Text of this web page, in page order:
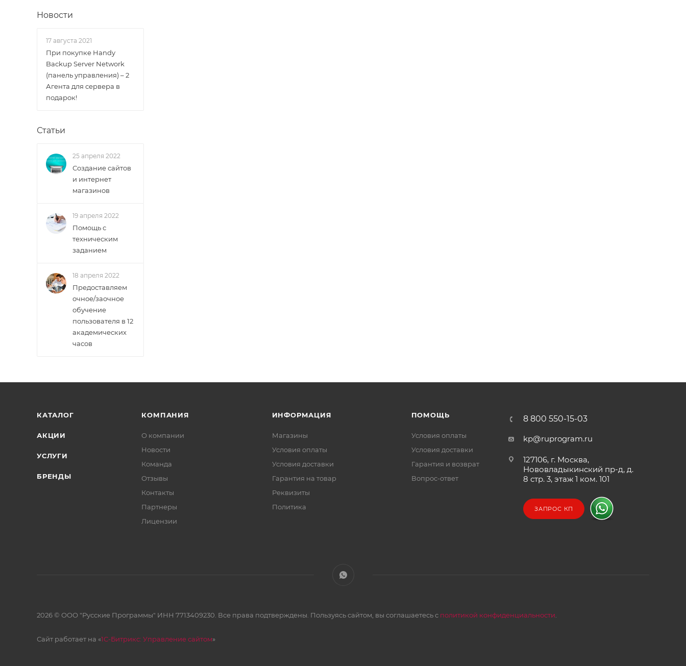
Новости
17 августа 2021
При покупке Handy
Backup Server Network
(панель управления) – 2
Агента для сервера в
подарок!
Статьи
25 апреля 2022
Создание сайтов
и интернет
магазинов
19 апреля 2022
Помощь с
техническим
заданием
18 апреля 2022
Предоставляем
очное/заочное
обучение
пользователя в 12
академических
часов
КАТАЛОГ
АКЦИИ
УСЛУГИ
БРЕНДЫ
КОМПАНИЯ
О компании
Новости
Команда
Отзывы
Контакты
Партнеры
Лицензии
ИНФОРМАЦИЯ
Магазины
Условия оплаты
Условия доставки
Гарантия на товар
Реквизиты
Политика
ПОМОЩЬ
Условия оплаты
Условия доставки
Гарантия и возврат
Вопрос-ответ
8 800 550-15-03
kp@ruprogram.ru
127106, г. Москва,
Нововладыкинский пр-д, д.
8 стр. 3, этаж 1 ком. 101
ЗАПРОС КП
2026 © ООО "Русские Программы" ИНН 7713409230. Все права подтверждены. Пользуясь сайтом, вы соглашаетесь с политикой конфиденциальности
Сайт работает на «1С-Битрикс: Управление сайтом»